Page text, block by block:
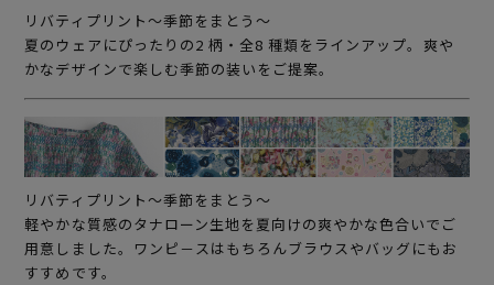
リバティプリント～季節をまとう～
夏のウェアにぴったりの2 柄・全8 種類をラインアップ。爽や
かなデザインで楽しむ季節の装いをご提案。
リバティプリント～季節をまとう～
軽やかな質感のタナローン生地を夏向けの爽やかな色合いでご
用意しました。ワンピ－スはもちろんブラウスやバッグにもお
すすめです。